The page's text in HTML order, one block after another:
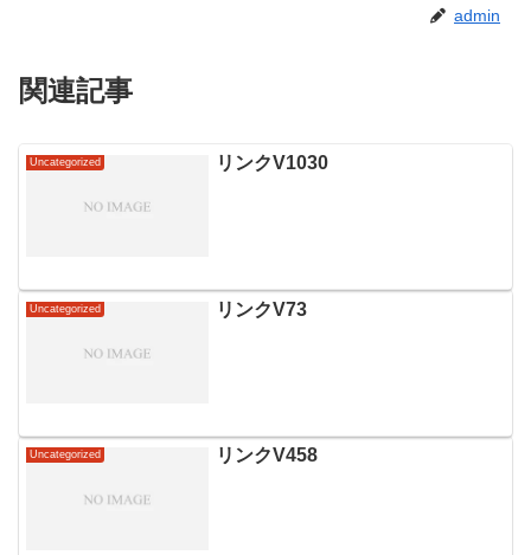
admin
関連記事
Uncategorized リンクV1030
Uncategorized リンクV73
Uncategorized リンクV458